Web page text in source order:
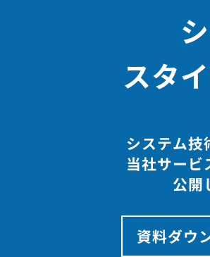
スタ
システム技
当社サービ
公開
資料ダウ